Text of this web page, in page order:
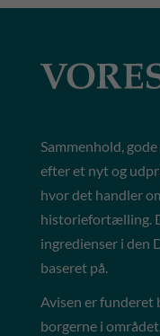
Sammenhold,
efter et nyt og
hvor det handler
historiefortælling.
ingredienser i den
baseret på.
Avisen er funderet
borgerne i